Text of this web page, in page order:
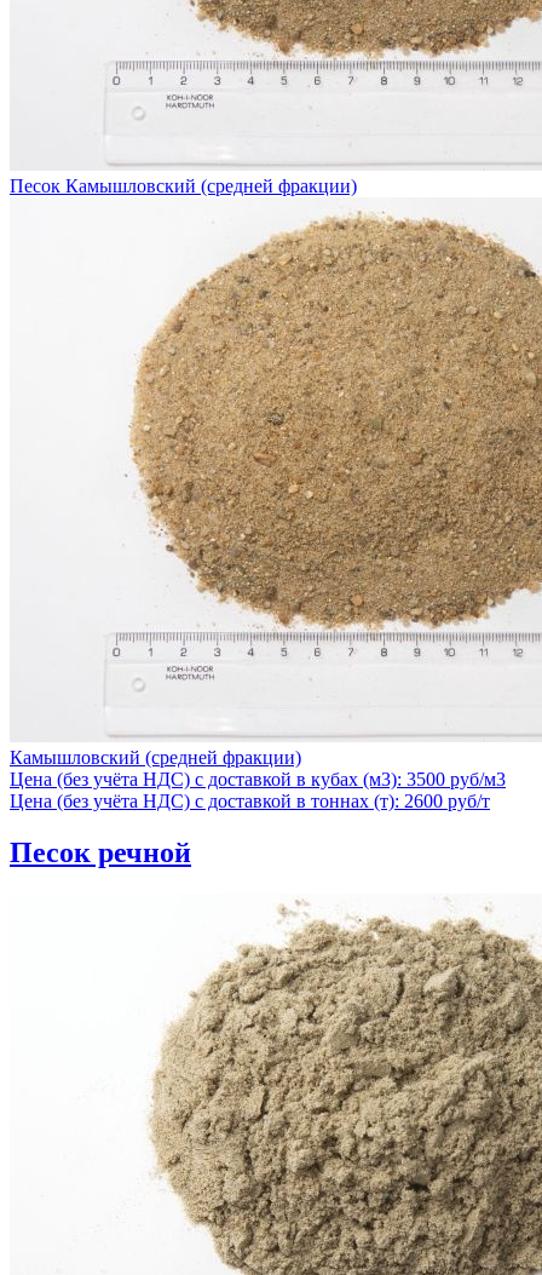
Песок Камышловский (средней фракции)
Камышловский (средней фракции)
Цена (без учёта НДС) с доставкой в кубах (м3): 3500 руб/м3
Цена (без учёта НДС) с доставкой в тоннах (т): 2600 руб/т
Песок речной